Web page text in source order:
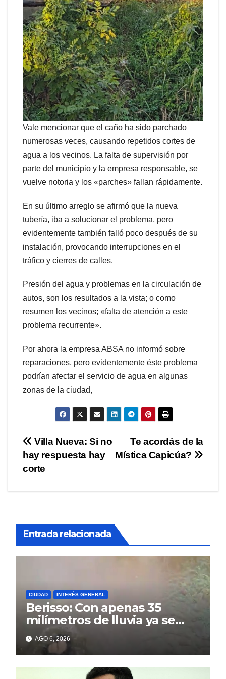
Vale mencionar que el caño ha sido parchado
numerosas veces, causando repetidos cortes de
agua a los vecinos. La falta de supervisión por
parte del municipio y la empresa responsable, se
vuelve notoria y los «parches» fallan rápidamente.
En su último arreglo se afirmó que la nueva
tubería, iba a solucionar el problema, pero
evidentemente también falló poco después de su
instalación, provocando interrupciones en el
tráfico y cierres de calles.
Presión del agua y problemas en la circulación de
autos, son los resultados a la vista; o como
resumen los vecinos; «falta de atención a este
problema recurrente».
Por ahora la empresa ABSA no informó sobre
reparaciones, pero evidentemente éste problema
podrían afectar el servicio de agua en algunas
zonas de la ciudad,
Navegación
de
Te acordás de la
Mística Capicúa?
Villa Nueva: Si no
hay respuesta hay
corte
Entrada relacionada
CIUDAD INTERÉS GENERAL
Berisso: Con apenas 35
milímetros de lluvia ya se
sienten los problemas
AGO 6, 2026